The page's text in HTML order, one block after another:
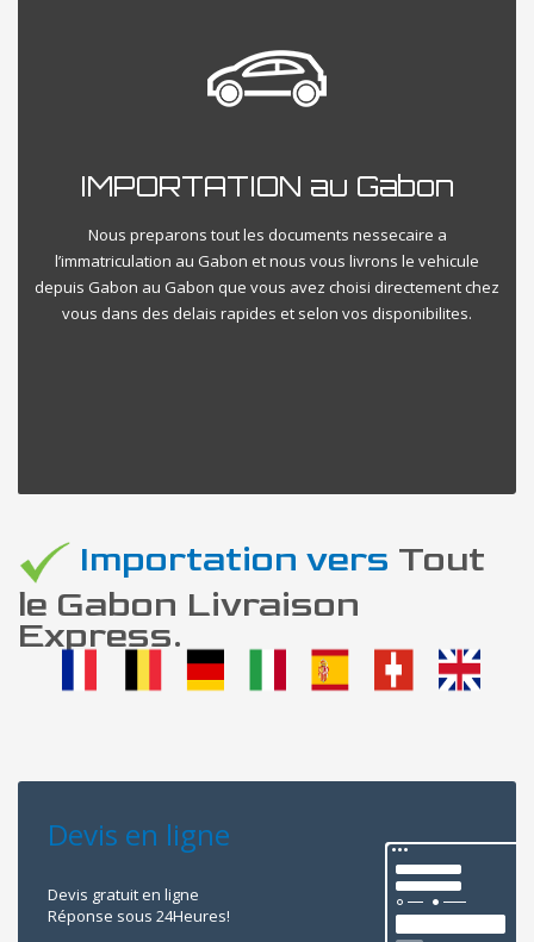
IMPORTATION au Gabon
Nous preparons tout les documents nessecaire a
l’immatriculation au Gabon et nous vous livrons le vehicule
depuis Gabon au Gabon que vous avez choisi directement chez
vous dans des delais rapides et selon vos disponibilites.
Importation vers Tout
le Gabon Livraison
Express.
Devis en ligne
Devis gratuit en ligne
Réponse sous 24Heures!